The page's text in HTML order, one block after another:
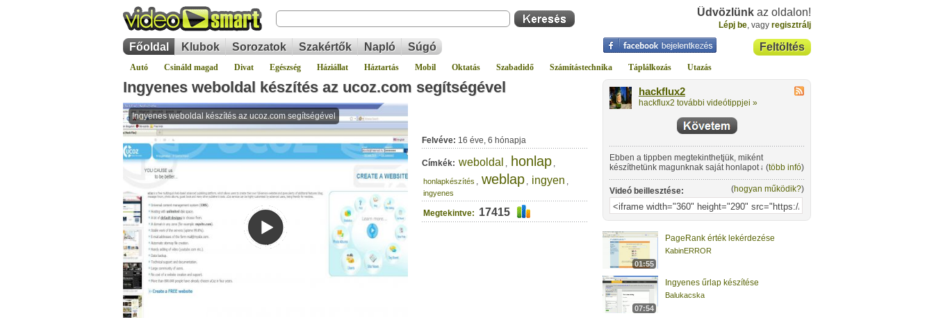
Üdvözlünk az oldalon!
Lépj be, vagy regisztrálj
Feltöltés
Főoldal Klubok Sorozatok Szakértők Napló Súgó
Autó Csináld magad Divat Egészség Háziállat Háztartás Mobil Oktatás Szabadidő Számítástechnika Táplálkozás Utazás
Ingyenes weboldal készítés az ucoz.com segítségével
Felvéve: 16 éve, 6 hónapja
Címkék: weboldal , honlap ,
honlapkészítés , weblap , ingyen ,
ingyenes
Megtekintve: 17415
hackflux2
hackflux2 további videótippjei »
Ebben a tippben megtekinthetjük, miként
készíthetünk magunknak saját honlapot az
ucoz.com oldal segítségével.
(több infó)
Videó beillesztése: (hogyan működik?)
01:55
PageRank érték lekérdezése
KabinERROR
07:54
Ingyenes űrlap készítése
Balukacska